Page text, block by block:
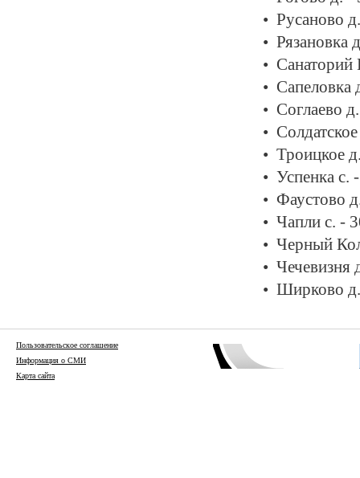
Русаново
Рязановка
Санаторий
Сапеловка
Соглаево
Троицкое
Успенка с.
Фаустово
Чапли с. -
Черный
Чечевизня
Ширково
Пользовательское соглашение
Информация о СМИ
Карта сайта